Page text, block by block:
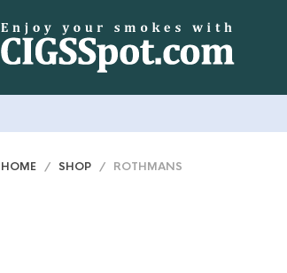
HOME / SHOP / ROTHMANS